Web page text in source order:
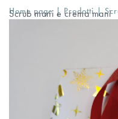
Home page | Prodotti |
Scrub mani e crema mani